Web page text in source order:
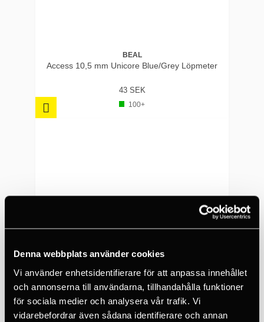
Denna webbplats använder cookies
Vi använder enhetsidentifierare för att anpassa innehållet
och annonserna till användarna, tillhandahålla funktioner
för sociala medier och analysera vår trafik. Vi
vidarebefordrar även sådana identifierare och annan
BEAL
Access 10,5 mm Unicore Blue/Grey Löpmeter
43 SEK
100+